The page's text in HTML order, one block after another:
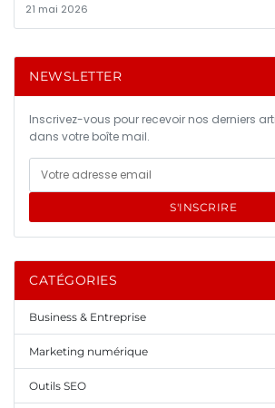
21 mai 2026
NEWSLETTER
Inscrivez-vous pour recevoir nos derniers
dans votre boîte mail.
S'INSCRIRE
CATÉGORIES
Business & Entreprise
Marketing numérique
Outils SEO